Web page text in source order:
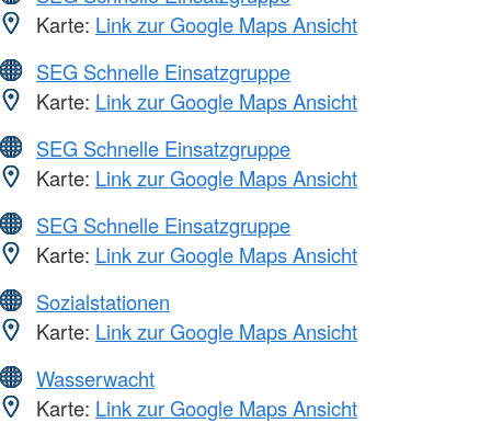
Karte: Link zur Google Maps Ansicht
SEG Schnelle Einsatzgruppe
Karte: Link zur Google Maps Ansicht
SEG Schnelle Einsatzgruppe
Karte: Link zur Google Maps Ansicht
SEG Schnelle Einsatzgruppe
Karte: Link zur Google Maps Ansicht
Sozialstationen
Karte: Link zur Google Maps Ansicht
Wasserwacht
Karte: Link zur Google Maps Ansicht